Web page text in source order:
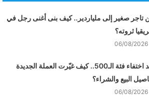
تاجر صغير إلى ملياردير.. كيف بنى أغنى رجل في
ثروته؟
06/08/2026
بعد اختفاء فئة الـ500.. كيف غيّرت العملة الجديدة
البيع والشراء؟
06/08/2026